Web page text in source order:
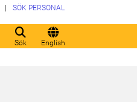
Sök English
SÖK PERSONAL